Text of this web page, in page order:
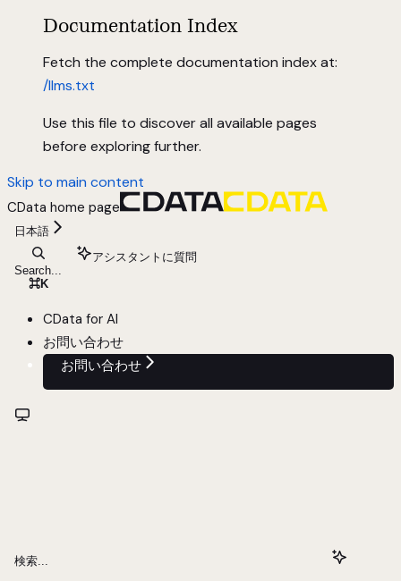
Documentation Index
Fetch the complete documentation index at:
/llms.txt
Use this file to discover all available pages
before exploring further.
Skip to main content
CData home page
日本語
Search...
⌘K
アシスタントに質問
CData for AI
お問い合わせ
お問い合わせ
検索...